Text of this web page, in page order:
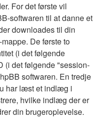
For det første vil
softwaren til at danne et
downloades til din
De første to
(i det følgende
(i det følgende "session-
softwaren. En tredje
har læst et indlæg i
hvilke indlæg der er
din brugeroplevelse.